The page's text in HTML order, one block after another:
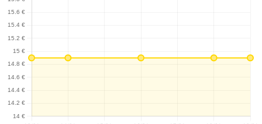
SmokClipp de Smoktech se distingue par sa facilité d'utilisation et
compromettre la qualité.